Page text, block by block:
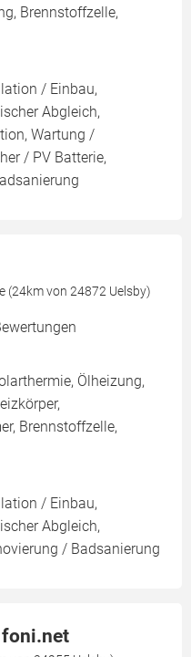
Brennstoffzelle,
/ Einbau,
Abgleich,
Wartung /
/ PV Batterie,
(24km von 24872 Uelsby)
Ölheizung,
Brennstoffzelle,
/ Einbau,
Abgleich,
/ Badsanierung
foni.net